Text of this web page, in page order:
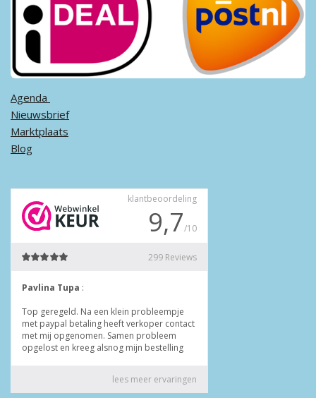
Agenda ​
Nieuwsbrief
Marktplaats
Blog